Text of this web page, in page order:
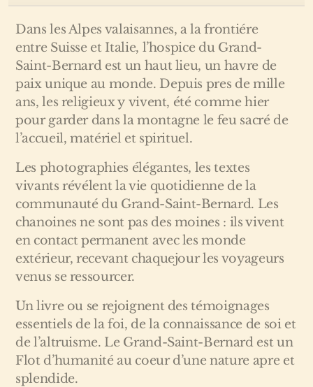
Dans les Alpes valaisannes, a la frontiére
entre Suisse et Italie, l’hospice du Grand-
Saint-Bernard est un haut lieu, un havre de
paix unique au monde. Depuis pres de mille
ans, les religieux y vivent, été comme hier
pour garder dans la montagne le feu sacré de
l’accueil, matériel et spirituel.
Les photographies élégantes, les textes
vivants révélent la vie quotidienne de la
communauté du Grand-Saint-Bernard. Les
chanoines ne sont pas des moines : ils vivent
en contact permanent avec les monde
extérieur, recevant chaquejour les voyageurs
venus se ressourcer.
Un livre ou se rejoignent des témoignages
essentiels de la foi, de la connaissance de soi et
de l’altruisme. Le Grand-Saint-Bernard est un
Flot d’humanité au coeur d’une nature apre et
splendide.